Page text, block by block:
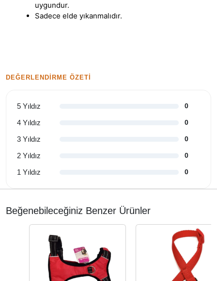
uygundur.
Sadece elde yıkanmalıdır.
DEĞERLENDIRME ÖZETI
5 Yıldız 0
4 Yıldız 0
3 Yıldız 0
2 Yıldız 0
1 Yıldız 0
Beğenebileceğiniz Benzer Ürünler